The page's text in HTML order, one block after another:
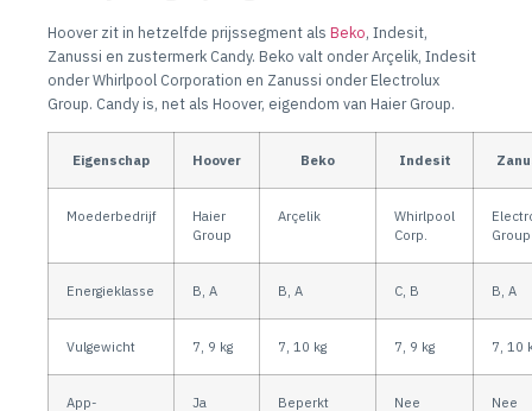
Hoover zit in hetzelfde prijssegment als Beko, Indesit,
Zanussi en zustermerk Candy. Beko valt onder Arçelik, Indesit
onder Whirlpool Corporation en Zanussi onder Electrolux
Group. Candy is, net als Hoover, eigendom van Haier Group.
Eigenschap Hoover Beko Indesit
Moederbedrijf
Haier
Group
Arçelik
Whirlpool
Corp.
Group
Energieklasse B, A B, A C, B B, A
Vulgewicht 7, 9 kg 7, 10 kg 7, 9 kg 7, 10
App-
Ja
Beperkt
Nee Nee